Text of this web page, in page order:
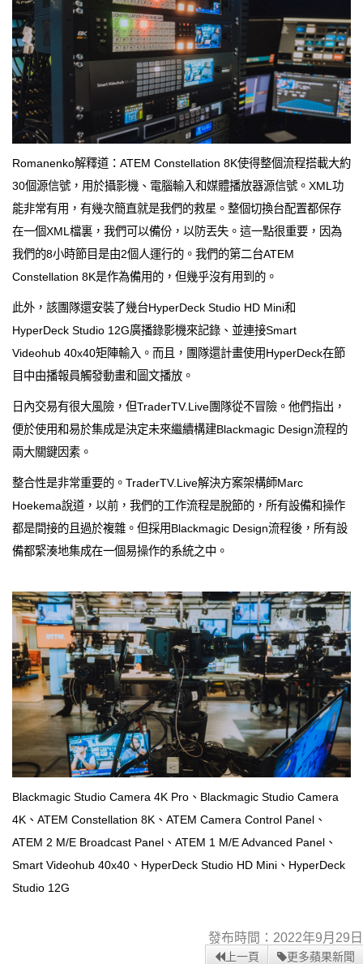
Romanenko解釋道：ATEM Constellation 8K使得整個流程搭載大約
30個源信號，用於攝影機、電腦輸入和媒體播放器源信號。XML功
能非常有用，有幾次簡直就是我們的救星。整個切換台配置都保存
在一個XML檔裏，我們可以備份，以防丟失。這一點很重要，因為
我們的8小時節目是由2個人運行的。我們的第二台ATEM
Constellation 8K是作為備用的，但幾乎沒有用到的。
此外，該團隊還安裝了幾台HyperDeck Studio HD Mini和
HyperDeck Studio 12G廣播錄影機來記錄、並連接Smart
Videohub 40x40矩陣輸入。而且，團隊還計畫使用HyperDeck在節
目中由播報員觸發動畫和圖文播放。
日內交易有很大風險，但TraderTV.Live團隊從不冒險。他們指出，
便於使用和易於集成是決定未來繼續構建Blackmagic Design流程的
兩大關鍵因素。
整合性是非常重要的。TraderTV.Live解決方案架構師Marc
Hoekema說道，以前，我們的工作流程是脫節的，所有設備和操作
都是間接的且過於複雜。但採用Blackmagic Design流程後，所有設
備都緊湊地集成在一個易操作的系統之中。
Blackmagic Studio Camera 4K Pro、Blackmagic Studio Camera
4K、ATEM Constellation 8K、ATEM Camera Control Panel、
ATEM 2 M/E Broadcast Panel、ATEM 1 M/E Advanced Panel、
Smart Videohub 40x40、HyperDeck Studio HD Mini、HyperDeck
Studio 12G
發布時間：2022年9月29日
上一頁 更多蘋果新聞